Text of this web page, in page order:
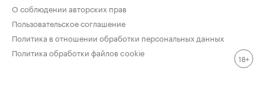
О соблюдении авторских прав
Пользовательское соглашение
Политика в отношении обработки персональных данных
Политика обработки файлов cookie
18+